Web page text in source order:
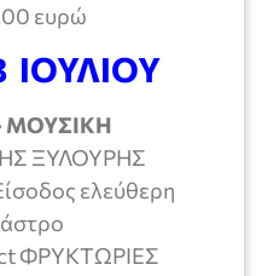
ευρώ
ΜΟΥΣΙΚΗ
ΞΥΛΟΥΡΗΣ
ελεύθερη
ΦΡΥΚΤΩΡΙΕΣ